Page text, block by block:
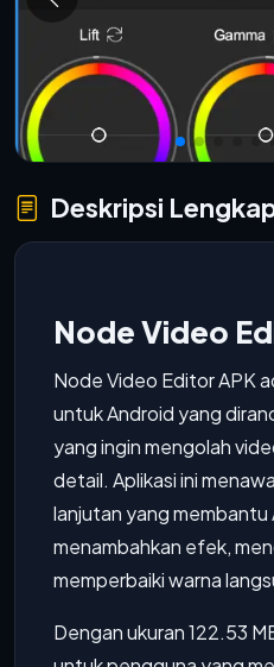
Deskripsi
Node Video
Node Video Editor APK
untuk Android yang
yang ingin mengolah
detail. Aplikasi ini
lanjutan yang membantu
menambahkan efek,
memperbaiki warna
Dengan ukuran 122.53